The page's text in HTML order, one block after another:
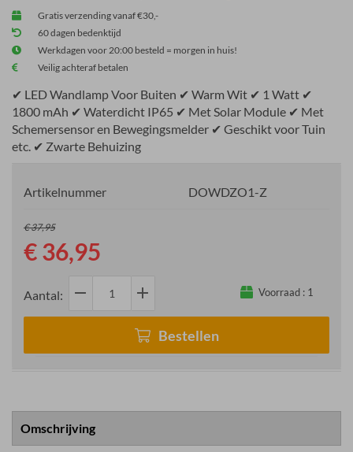
Gratis verzending vanaf €30,-
60 dagen bedenktijd
Werkdagen voor 20:00 besteld = morgen in huis!
Veilig achteraf betalen
✔ LED Wandlamp Voor Buiten ✔ Warm Wit ✔ 1 Watt ✔
1800 mAh ✔ Waterdicht IP65 ✔ Met Solar Module ✔ Met
Schemersensor en Bewegingsmelder ✔ Geschikt voor Tuin
etc. ✔ Zwarte Behuizing
Artikelnummer DOWDZO1-Z
€ 37,95
€ 36,95
Voorraad : 1
Aantal: remove add
Bestellen
Omschrijving